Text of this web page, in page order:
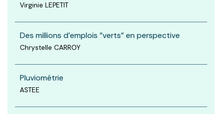
Virginie LEPETIT
Des millions d'emplois "verts" en perspective
Chrystelle CARROY
Pluviométrie
ASTEE